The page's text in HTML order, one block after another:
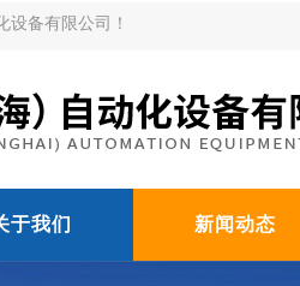
设备有限公司！
于我们 新闻动态